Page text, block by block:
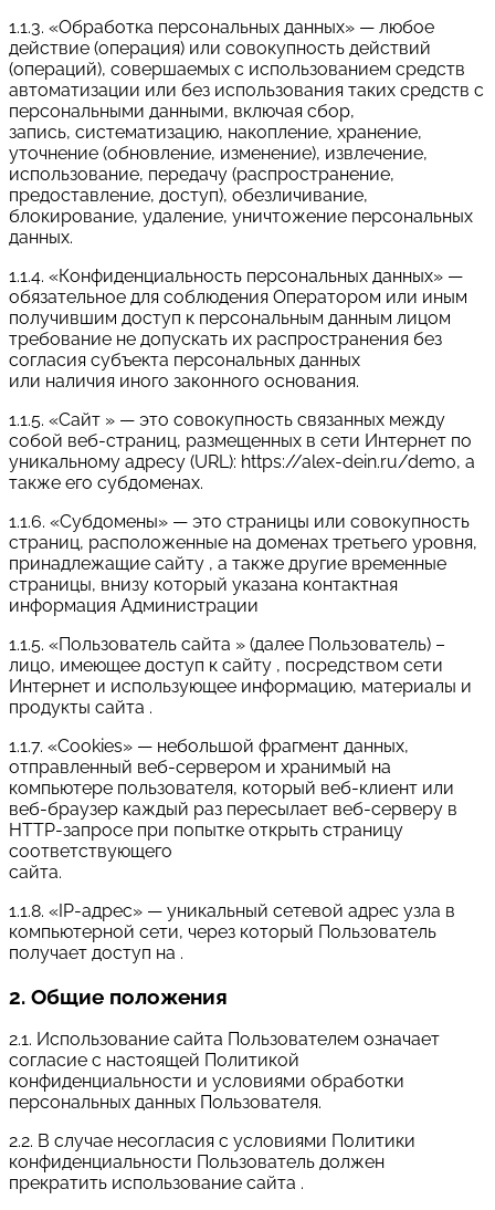
1.1.3. «Обработка персональных данных» — любое
действие (операция) или совокупность действий
(операций), совершаемых с использованием средств
автоматизации или без использования таких средств с
персональными данными, включая сбор,
запись, систематизацию, накопление, хранение,
уточнение (обновление, изменение), извлечение,
использование, передачу (распространение,
предоставление, доступ), обезличивание,
блокирование, удаление, уничтожение персональных
данных.
1.1.4. «Конфиденциальность персональных данных» —
обязательное для соблюдения Оператором или иным
получившим доступ к персональным данным лицом
требование не допускать их распространения без
согласия субъекта персональных данных
или наличия иного законного основания.
1.1.5. «Сайт » — это совокупность связанных между
собой веб-страниц, размещенных в сети Интернет по
уникальному адресу (URL): https://alex-dein.ru/demo, а
также его субдоменах.
1.1.6. «Субдомены» — это страницы или совокупность
страниц, расположенные на доменах третьего уровня,
принадлежащие сайту , а также другие временные
страницы, внизу который указана контактная
информация Администрации
1.1.5. «Пользователь сайта » (далее Пользователь) –
лицо, имеющее доступ к сайту , посредством сети
Интернет и использующее информацию, материалы и
продукты сайта .
1.1.7. «Cookies» — небольшой фрагмент данных,
отправленный веб-сервером и хранимый на
компьютере пользователя, который веб-клиент или
веб-браузер каждый раз пересылает веб-серверу в
HTTP-запросе при попытке открыть страницу
соответствующего
сайта.
1.1.8. «IP-адрес» — уникальный сетевой адрес узла в
компьютерной сети, через который Пользователь
получает доступ на .
2. Общие положения
2.1. Использование сайта Пользователем означает
согласие с настоящей Политикой
конфиденциальности и условиями обработки
персональных данных Пользователя.
2.2. В случае несогласия с условиями Политики
конфиденциальности Пользователь должен
прекратить использование сайта .